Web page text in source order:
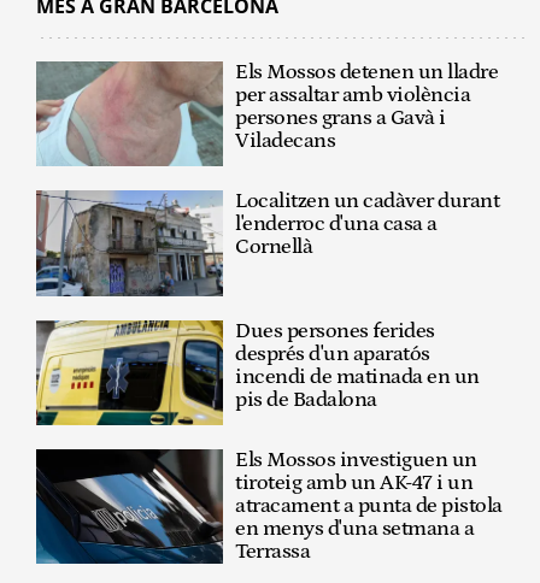
MÉS A GRAN BARCELONA
Els Mossos detenen un lladre
per assaltar amb violència
persones grans a Gavà i
Viladecans
Localitzen un cadàver durant
l'enderroc d'una casa a
Cornellà
Dues persones ferides
després d'un aparatós
incendi de matinada en un
pis de Badalona
Els Mossos investiguen un
tiroteig amb un AK-47 i un
atracament a punta de pistola
en menys d'una setmana a
Terrassa